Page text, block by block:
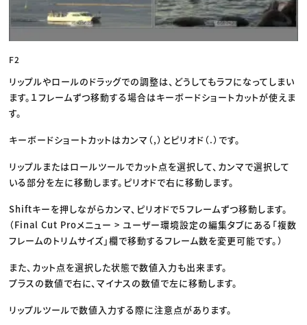
F2
リップルやロールのドラッグでの調整は、どうしてもラフになってしまい
ます。１フレームずつ移動する場合はキーボードショートカットが使えま
す。
キーボードショートカットはカンマ（,）とピリオド（.）です。
リップルまたはロールツールでカット点を選択して、カンマで選択して
いる部分を左に移動します。ピリオドで右に移動します。
Shiftキーを押しながらカンマ、ピリオドで５フレームずつ移動します。
（Final Cut Proメニュー > ユーザー環境設定の編集タブにある「複数
フレームのトリムサイズ」欄で移動するフレーム数を変更可能です。）
また、カット点を選択した状態で数値入力も出来ます。
プラスの数値で右に、マイナスの数値で左に移動します。
リップルツールで数値入力する際に注意点があります。